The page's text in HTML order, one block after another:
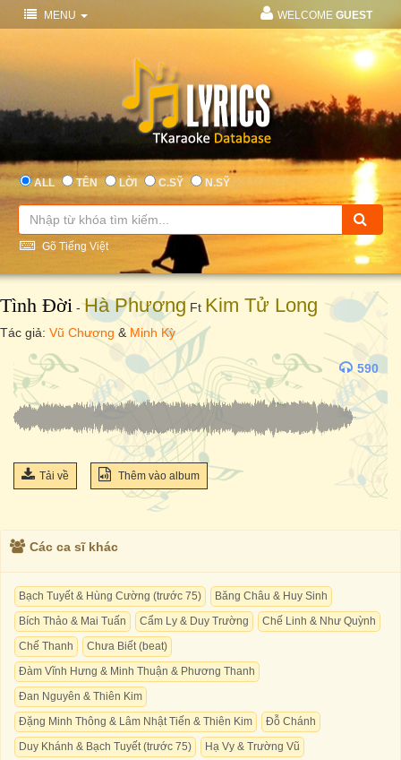
MENU WELCOME GUEST
ALL TÊN LỜI C.SỸ N.SỸ
Gõ Tiếng Việt
Tình Đời -Hà Phương Ft Kim Tử Long
Tác giả: Vũ Chương & Minh Kỳ
590
Tải về Thêm vào album
Các ca sĩ khác
Bạch Tuyết & Hùng Cường (trước 75)
Băng Châu & Huy Sinh
Bích Thảo & Mai Tuấn
Cẩm Ly & Duy Trường
Chế Linh & Như Quỳnh
Chế Thanh
Chưa Biết (beat)
Đàm Vĩnh Hưng & Minh Thuận & Phương Thanh
Đan Nguyên & Thiên Kim
Đặng Minh Thông & Lâm Nhật Tiến & Thiên Kim
Đỗ Chánh
Duy Khánh & Bạch Tuyết (trước 75)
Hạ Vy & Trường Vũ